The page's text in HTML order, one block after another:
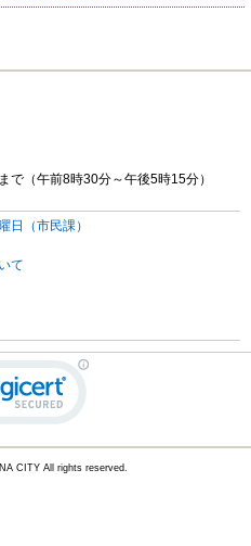
で（午前8時30分～午後5時15分）
日（市民課）
て
CITY All rights reserved.